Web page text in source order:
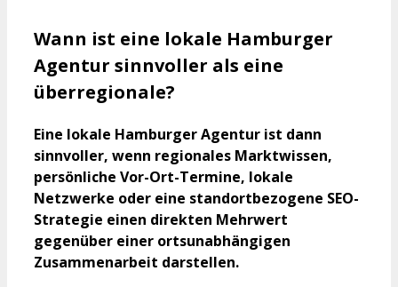
Wann ist eine lokale Hamburger
Agentur sinnvoller als eine
überregionale?
Eine lokale Hamburger Agentur ist dann
sinnvoller, wenn regionales Marktwissen,
persönliche Vor-Ort-Termine, lokale
Netzwerke oder eine standortbezogene SEO-
Strategie einen direkten Mehrwert
gegenüber einer ortsunabhängigen
Zusammenarbeit darstellen.